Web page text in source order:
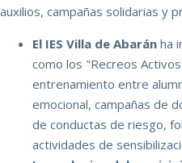
auxilios, campañas solidarias y
El IES Villa de Abarán ha
como los "Recreos
entrenamiento entre
emocional, campañas de
de conductas de riesgo,
actividades de